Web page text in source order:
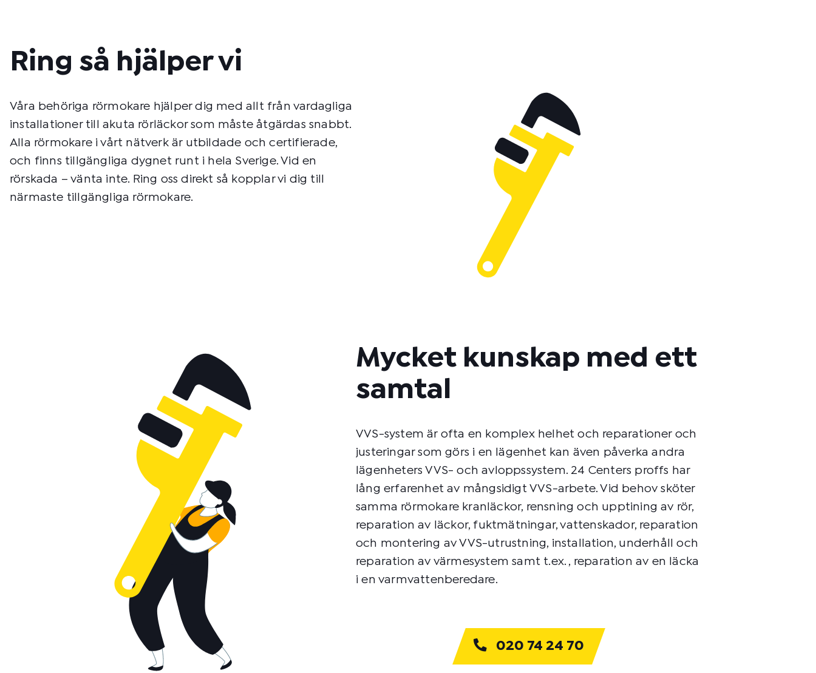
Ring så hjälper vi
Våra behöriga rörmokare hjälper dig med allt från vardagliga
installationer till akuta rörläckor som måste åtgärdas snabbt.
Alla rörmokare i vårt nätverk är utbildade och certifierade,
och finns tillgängliga dygnet runt i hela Sverige. Vid en
rörskada – vänta inte. Ring oss direkt så kopplar vi dig till
närmaste tillgängliga rörmokare.
Mycket kunskap med ett
samtal
VVS-system är ofta en komplex helhet och reparationer och
justeringar som görs i en lägenhet kan även påverka andra
lägenheters VVS- och avloppssystem. 24 Centers proffs har
lång erfarenhet av mångsidigt VVS-arbete. Vid behov sköter
samma rörmokare kranläckor, rensning och upptining av rör,
reparation av läckor, fuktmätningar, vattenskador, reparation
och montering av VVS-utrustning, installation, underhåll och
reparation av värmesystem samt t.ex. , reparation av en läcka
i en varmvattenberedare.
020 74 24 70